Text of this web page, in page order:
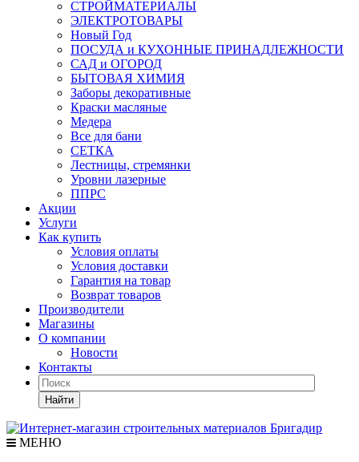
СТРОЙМАТЕРИАЛЫ
ЭЛЕКТРОТОВАРЫ
Новый Год
ПОСУДА и КУХОННЫЕ ПРИНАДЛЕЖНОСТИ
САД и ОГОРОД
БЫТОВАЯ ХИМИЯ
Заборы декоративные
Краски масляные
Медера
Все для бани
СЕТКА
Лестницы, стремянки
Уровни лазерные
ППРС
Акции
Услуги
Как купить
Условия оплаты
Условия доставки
Гарантия на товар
Возврат товаров
Производители
Магазины
О компании
Новости
Контакты
Найти
МЕНЮ